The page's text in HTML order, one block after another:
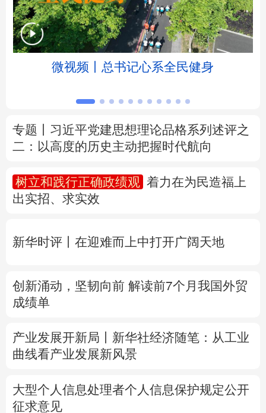
北京 天津 河北 山西
辽宁 吉林 上海 江苏
广东 广西 海南
四川 贵州 云南 西藏
陕西 甘肃
新疆 内蒙古 黑龙江
多语种频道
Русский язык
微视频丨总书记心系全民健身
专题丨 习近平党建思想理论品格系列述评之
二：以高度的历史主动把握时代航向
树立和践行正确政绩观
着力在为民造福上
出实招、求实效
新华时评丨在迎难而上中打开广阔天地
创新涌动，坚韧向前 解读前7个月我国外贸
成绩单
产业发展开新局丨 新华社经济随笔：从工业
曲线看产业发展新风景
大型个人信息处理者个人信息保护规定公开
征求意见